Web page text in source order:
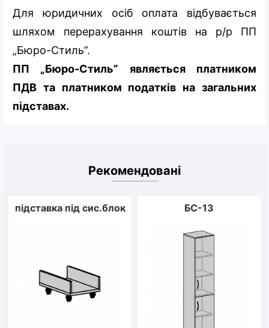
Для юридичних осіб оплата відбувається
шляхом перерахування коштів на р/р ПП
„Бюро-Стиль”.
ПП „Бюро-Стиль” являється платником
ПДВ та платником податків на загальних
підставах.
Рекомендовані
підставка під сис.блок БС-13